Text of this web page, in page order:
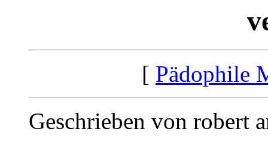
[ Pädophile
Geschrieben von robert